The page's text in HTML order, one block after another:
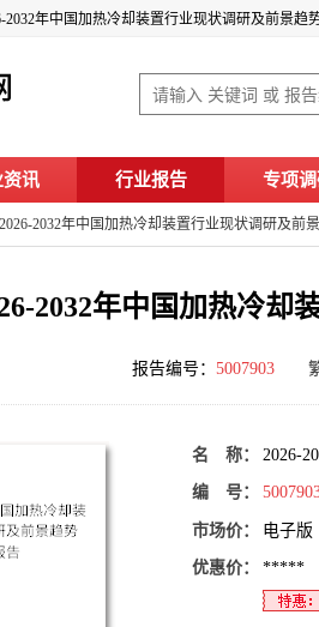
2032年中国加热冷却装置行业现状调研及前景趋
讯 行业报告 专项
2026-2032年中国加热冷却装置行业现状调研及前
2032年中国加热冷却
报告编号： 5007903
名 称： 2026-
编 号：
市场价： 电子版
优惠价： *****